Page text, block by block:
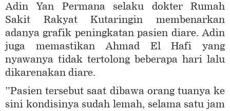
Adin Yan Permana selaku dokter Rumah
Sakit Rakyat Kutaringin membenarkan
adanya grafik peningkatan pasien diare. Adin
juga memastikan Ahmad El Hafi yang
nyawanya tidak tertolong beberapa hari lalu
dikarenakan diare.
”Pasien tersebut saat dibawa orang tuanya ke
sini kondisinya sudah lemah, selama satu jam